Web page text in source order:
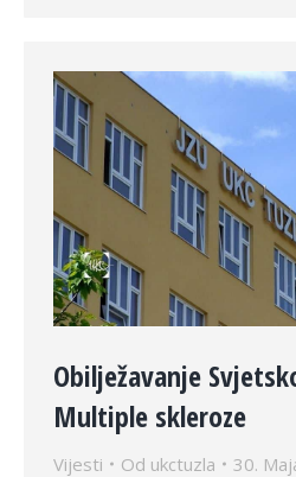
Obilježavanje
Multiple skleroze
Vijesti Od ukctuzla 30.